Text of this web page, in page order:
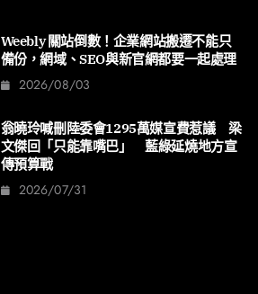
Weebly 關站倒數！企業網站搬遷不能只
備份，網域、SEO與新官網都要一起處理
2026/08/03
翁曉玲喊刪陸委會1295萬媒宣費惹議 梁
文傑回「只能靠嘴巴」 藍綠延燒地方宣
傳預算戰
2026/07/31